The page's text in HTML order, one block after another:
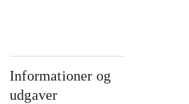
Informationer og
udgaver